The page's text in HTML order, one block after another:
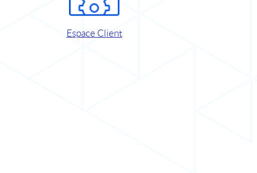
Espace Client